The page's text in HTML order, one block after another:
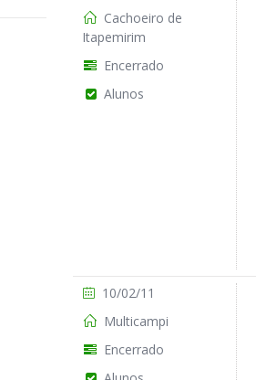
Cachoeiro de
Itapemirim
Encerrado
Alunos
10/02/11
Multicampi
Encerrado